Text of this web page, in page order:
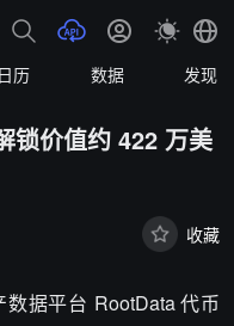
日历 数据 发现
锁价值约 422 万美
收藏
据平台 RootData 代币